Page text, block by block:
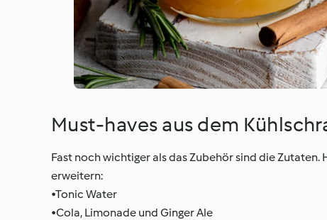
Must-haves aus dem
Fast noch wichtiger als das Zubehör sind die
erweitern:
•Tonic Water
•Cola, Limonade und Ginger Ale